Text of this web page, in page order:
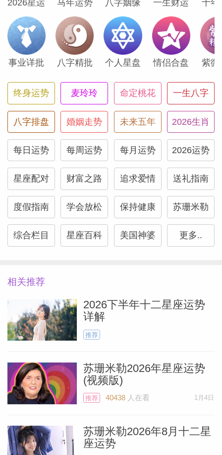
射手座
过去三年你肩负重任，此刻或许正感同身受
阿特拉斯的负担。这位神话人物轻松扛起世
界重担，证明你同样胜任当前使命。位于家
庭宫的土星将为你处理家宅事务的最后细
节。你可能成为至亲的主要照料者，或购置
一处长久居所。
摩羯座
无论你对人生有何期许，总有人排队等着助
你实现目标。幸运的木星驻守你的伴侣宫，
让你极有可能结识能推动你前进的理想伙
伴。若你正寻觅具备特定特质的伴侣，此刻
正是向宇宙传递心意的时机——你注定会遇
水瓶座
作为水瓶座，你独特的个性、视角与非传统
如此特别，他们根本找不到可比拟的参照。
此刻正是磨砺这份独特性，将其转化为超能
力的契机。你素以慷慨著称，始终将众人福
会优先关照自己，并向周遭人群明确界定期
待。
2026星运 马年运势 八字姻缘 一生财运 十年
事业详批 八字精批 个人星盘 情侣合盘 紫微
终身运势 麦玲玲 命定桃花 一生八字
八字排盘 婚姻走势 未来五年 2026生肖
每日运势 每周运势 每月运势 2026运势
星座配对 财富之路 追求爱情 送礼指南
度假指南 学会放松 保持健康 苏珊米勒
综合栏目 星座百科 美国神婆 更多..
相关推荐
2026下半年十二星座运势
详解
推荐
苏珊米勒2026年星座运势
(视频版)
推荐 40438人在看 1月4日
苏珊米勒2026年8月十二星
座运势